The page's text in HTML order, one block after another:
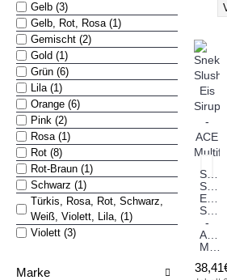
Gelb (3)
Gelb, Rot, Rosa (1)
Gemischt (2)
Gold (1)
Grün (6)
Lila (1)
Orange (6)
Pink (2)
Rosa (1)
Rot (8)
Rot-Braun (1)
Schwarz (1)
Türkis, Rosa, Rot, Schwarz,
Weiß, Violett, Lila, (1)
Violett (3)
Marke
Sneky
Slush
Eis
Sirup
-
ACE